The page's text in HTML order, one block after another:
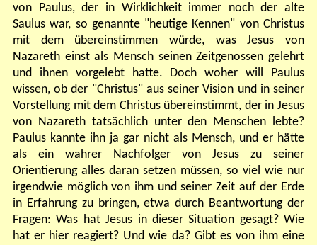
von Paulus, der in Wirklichkeit immer noch der alte
Saulus war, so genannte "heutige Kennen" von Christus
mit dem übereinstimmen würde, was Jesus von
Nazareth einst als Mensch seinen Zeitgenossen gelehrt
und ihnen vorgelebt hatte. Doch woher will Paulus
wissen, ob der "Christus" aus seiner Vision und in seiner
Vorstellung mit dem Christus übereinstimmt, der in Jesus
von Nazareth tatsächlich unter den Menschen lebte?
Paulus kannte ihn ja gar nicht als Mensch, und er hätte
als ein wahrer Nachfolger von Jesus zu seiner
Orientierung alles daran setzen müssen, so viel wie nur
irgendwie möglich von ihm und seiner Zeit auf der Erde
in Erfahrung zu bringen, etwa durch Beantwortung der
Fragen: Was hat Jesus in dieser Situation gesagt? Wie
hat er hier reagiert? Und wie da? Gibt es von ihm eine